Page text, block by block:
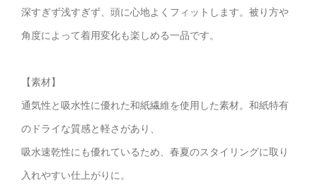
深すぎず浅すぎず、頭に心地よくフィットします。被り方や
角度によって着用変化も楽しめる一品です。
【素材】
通気性と吸水性に優れた和紙繊維を使用した素材。和紙特有
のドライな質感と軽さがあり、
吸水速乾性にも優れているため、春夏のスタイリングに取り
入れやすい仕上がりに。